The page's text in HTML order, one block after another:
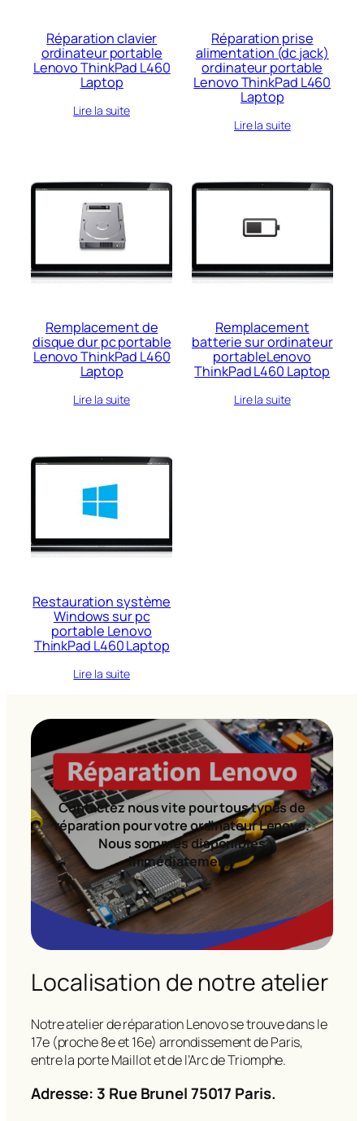
Réparation clavier
ordinateur portable
Lenovo ThinkPad L460
Laptop
Lire la suite
Réparation prise
alimentation (dc jack)
ordinateur portable
Lenovo ThinkPad L460
Laptop
Lire la suite
Remplacement de
disque dur pc portable
Lenovo ThinkPad L460
Laptop
Lire la suite
Remplacement
batterie sur ordinateur
portableLenovo
ThinkPad L460 Laptop
Lire la suite
Restauration système
Windows sur pc
portable Lenovo
ThinkPad L460 Laptop
Lire la suite
Contactez nous vite pour tous types de
réparation pour votre ordinateur Lenovo.
Nous sommes disponibles
immédiatement!
Localisation de notre atelier
Notre atelier de réparation Lenovo se trouve dans le
17e (proche 8e et 16e) arrondissement de Paris,
entre la porte Maillot et de l’Arc de Triomphe.
Adresse: 3 Rue Brunel 75017 Paris.